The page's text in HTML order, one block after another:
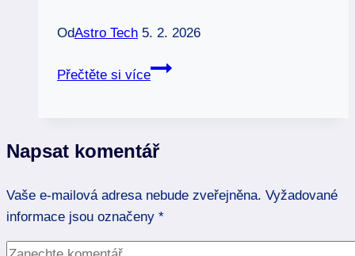
OdAstro Tech 5. 2. 2026
Přečtěte si více
Beran
nebo
Zjistěte,
co
vás
Napsat komentář
Vaše e-mailová adresa nebude zveřejněna. Vyžadované
informace jsou označeny *